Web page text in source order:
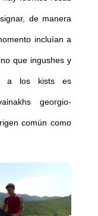
de manera
incluían a
que ingushes y
a los kists es
georgio-
común como